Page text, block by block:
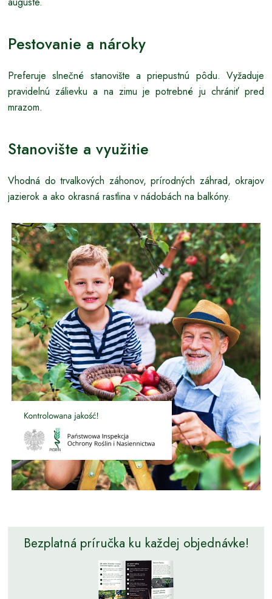
Pestovanie a nároky
Preferuje slnečné stanovište a priepustnú pôdu. Vyžaduje
pravidelnú zálievku a na zimu je potrebné ju chrániť pred
mrazom.
Stanovište a využitie
Vhodná do trvalkových záhonov, prírodných záhrad, okrajov
jazierok a ako okrasná rastlina v nádobách na balkóny.
Bezplatná príručka ku každej objednávke!